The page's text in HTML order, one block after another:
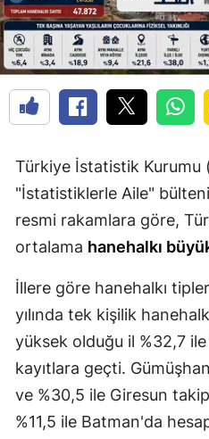
Türkiye İstatistik Kurumu
"İstatistiklerle Aile"
resmi rakamlara göre,
ortalama hanehalkı
İllere göre hanehalkı
yılında tek kişilik
yüksek olduğu il %32,7 ile
kayıtlara geçti.
ve %30,5 ile Giresun
%11,5 ile Batman'da